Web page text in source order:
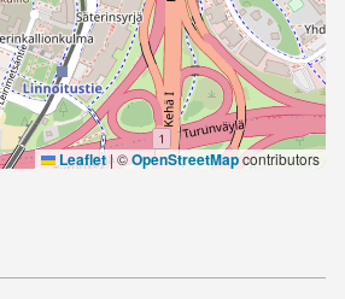
Leaflet|©OpenStreetMapcontributors